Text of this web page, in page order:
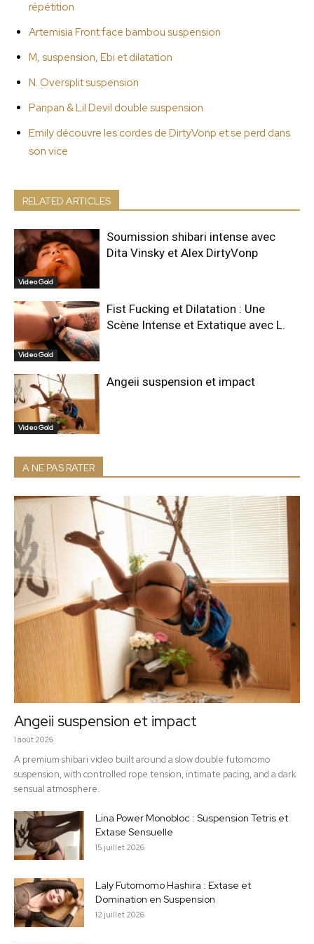
répétition
Artemisia Front face bambou suspension
M, suspension, Ebi et dilatation
N. Oversplit suspension
Panpan & Lil Devil double suspension
Emily découvre les cordes de DirtyVonp et se perd dans
son vice
RELATED ARTICLES
Video Gold
Soumission shibari intense avec
Dita Vinsky et Alex DirtyVonp
Video Gold
Fist Fucking et Dilatation : Une
Scène Intense et Extatique avec L.
Video Gold
Angeii suspension et impact
A NE PAS RATER
Angeii suspension et impact
1 août 2026
A premium shibari video built around a slow double futomomo
suspension, with controlled rope tension, intimate pacing, and a dark
sensual atmosphere.
Lina Power Monobloc : Suspension Tetris et
Extase Sensuelle
15 juillet 2026
Laly Futomomo Hashira : Extase et
Domination en Suspension
12 juillet 2026